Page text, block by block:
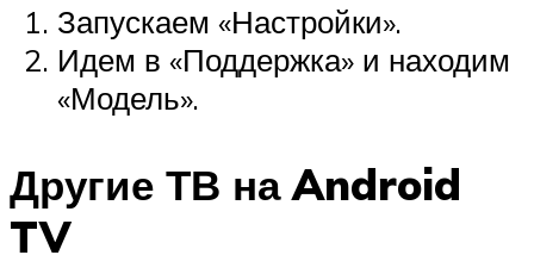
Запускаем «Настройки».
Идем в «Поддержка» и находим
«Модель».
Другие ТВ на Android
TV